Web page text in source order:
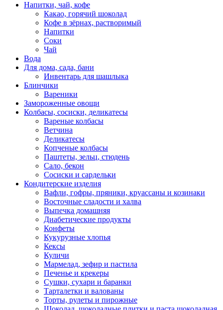
Напитки, чай, кофе
Какао, горячий шоколад
Кофе в зёрнах, растворимый
Напитки
Соки
Чай
Вода
Для дома, сада, бани
Инвентарь для шашлыка
Блинчики
Вареники
Замороженные овощи
Колбасы, сосиски, деликатесы
Вареные колбасы
Ветчина
Деликатесы
Копченые колбасы
Паштеты, зельц, стюдень
Сало, бекон
Сосиски и сардельки
Кондитерские изделия
Вафли, гофры, пряники, круассаны и козинаки
Восточные сладости и халва
Выпечка домашняя
Диабетические продукты
Конфеты
Кукурузные хлопья
Кексы
Куличи
Мармелад, зефир и пастила
Печенье и крекеры
Сушки, сухари и баранки
Тарталетки и валованы
Торты, рулеты и пирожные